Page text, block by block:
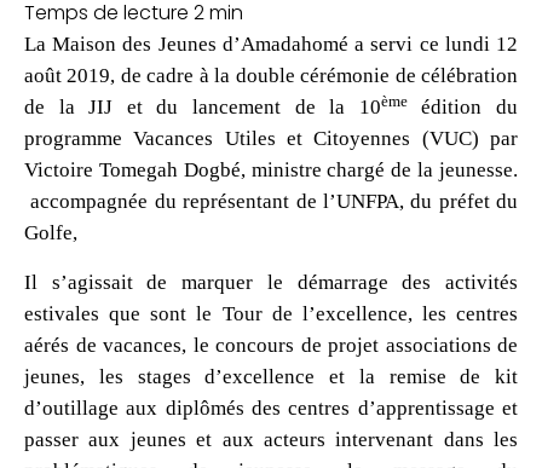
La Maison des Jeunes d’Amadahomé a servi ce lundi 12
août 2019, de cadre à la doublecérémonie de célébration
de la JIJ et du lancement de la 10èmeédition du
programme Vacances Utiles et Citoyennes (VUC) par
Victoire Tomegah Dogbé, ministre chargé de la jeunesse.
accompagnée du représentant de l’UNFPA, du préfet du
Golfe,
Il s’agissait de marquer le démarrage des activités
estivales que sont le Tour de l’excellence, les centres
aérés de vacances, le concours de projet associations de
jeunes, les stages d’excellence et la remise de kit
d’outillage aux diplômés des centres d’apprentissage et
passer aux jeunes et aux acteurs intervenant dans les